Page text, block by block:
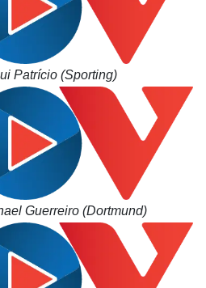
Patrício (Sporting)
Guerreiro (Dortmund)